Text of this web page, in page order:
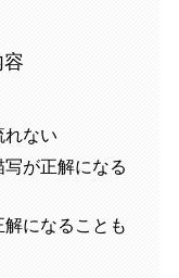
れない
が正解になる
になることも